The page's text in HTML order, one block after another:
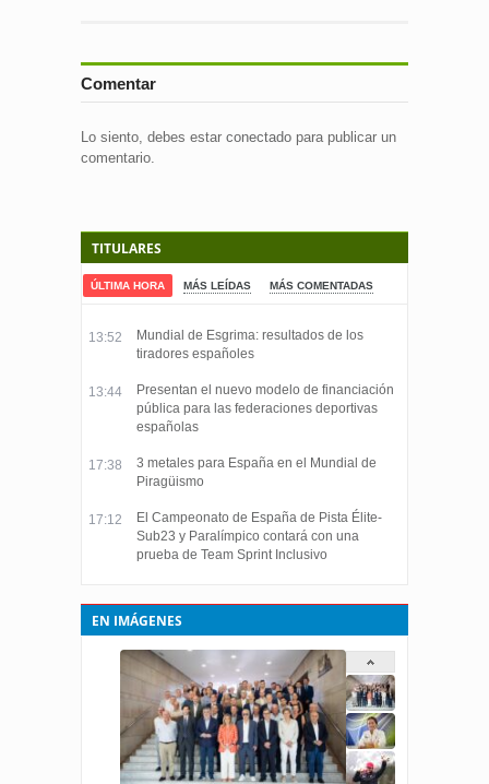
Comentar
Lo siento, debes estar conectado para publicar un
comentario.
TITULARES
ÚLTIMA HORA MÁS LEÍDAS MÁS COMENTADAS
13:52
Mundial de Esgrima: resultados de los
tiradores españoles
13:44
Presentan el nuevo modelo de financiación
pública para las federaciones deportivas
españolas
17:38
3 metales para España en el Mundial de
Piragüismo
17:12
El Campeonato de España de Pista Élite-
Sub23 y Paralímpico contará con una
prueba de Team Sprint Inclusivo
EN IMÁGENES